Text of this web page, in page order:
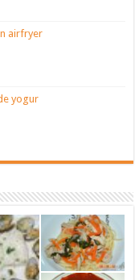
airfryer
yogur